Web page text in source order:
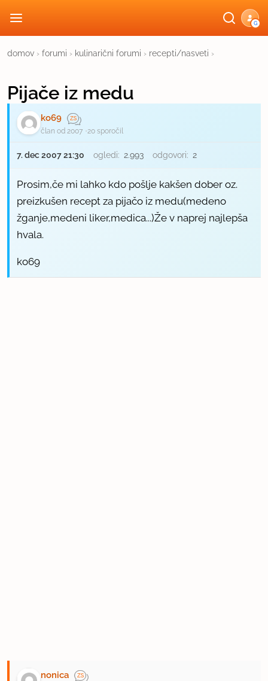
G
domov › forumi › kulinarični forumi › recepti/nasveti ›
Pijače iz medu
ko69
član od 2007 20 sporočil
7. dec 2007 21:30 ogledi: 2.993 odgovori: 2
Prosim,če mi lahko kdo pošlje kakšen dober oz.
preizkušen recept za pijačo iz medu(medeno
žganje,medeni liker,medica...)Že v naprej najlepša
hvala.
ko69
nonica